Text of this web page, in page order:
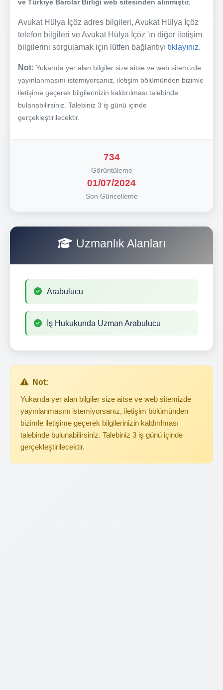
ve Türkiye Barolar Birliği web sitesinden alınmıştır.
Avukat Hülya İçöz adres bilgileri, Avukat Hülya İçöz
telefon bilgileri ve Avukat Hülya İçöz 'ın diğer iletişim
bilgilerini sorgulamak için lütfen bağlantıyı tıklayınız.
Not: Yukarıda yer alan bilgiler size aitse ve web sitemizde
yayınlanmasını istemiyorsanız, iletişim bölümünden bizimle
iletişime geçerek bilgilerinizin kaldırılması talebinde
bulanabilirsiniz. Talebiniz 3 iş günü içinde
gerçekleştirilecektir.
734
Görüntüleme
01/07/2024
Son Güncelleme
Uzmanlık Alanları
Arabulucu
İş Hukukunda Uzman Arabulucu
Not:
Yukarıda yer alan bilgiler size aitse ve web sitemizde
yayınlanmasını istemiyorsanız, iletişim bölümünden
bizimle iletişime geçerek bilgilerinizin kaldırılması
talebinde bulunabilirsiniz. Talebiniz 3 iş günü içinde
gerçekleştirilecektir.